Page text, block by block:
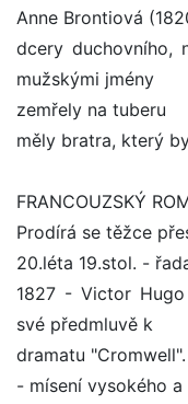
Anne Brontiová
dcery duchovního,
mužskými jmény
zemřely na tuberu
měly bratra, který
FRANCOUZSKÝ
Prodírá se těžce
20.léta 19.stol. -
1827 - Victor
své předmluvě k
dramatu "Cromwell".
- mísení vysokého